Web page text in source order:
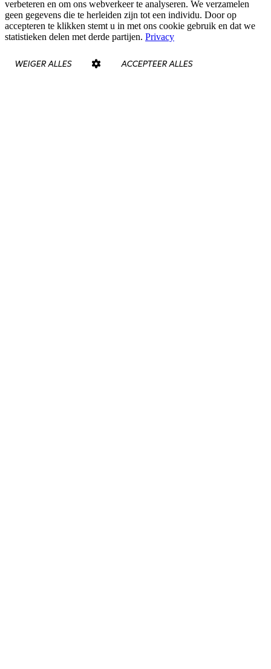
verbeteren en om ons webverkeer te analyseren. We verzamelen
geen gegevens die te herleiden zijn tot een individu. Door op
accepteren te klikken stemt u in met ons cookie gebruik en dat we
statistieken delen met derde partijen. Privacy
WEIGER ALLES ACCEPTEER ALLES